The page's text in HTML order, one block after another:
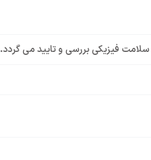
سلامت فیزیکی بررسی و تایید می گردد.